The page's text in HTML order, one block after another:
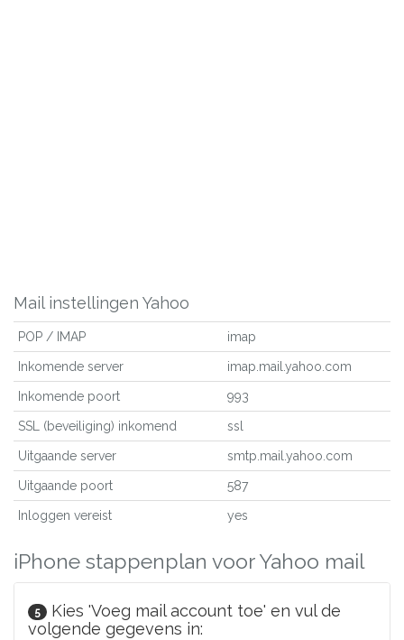
Mail instellingen Yahoo
POP / IMAP imap
Inkomende server imap.mail.yahoo.com
Inkomende poort 993
SSL (beveiliging) inkomend ssl
Uitgaande server smtp.mail.yahoo.com
Uitgaande poort 587
Inloggen vereist yes
iPhone stappenplan voor Yahoo mail
5
Kies 'Voeg mail account toe' en vul de
volgende gegevens in: